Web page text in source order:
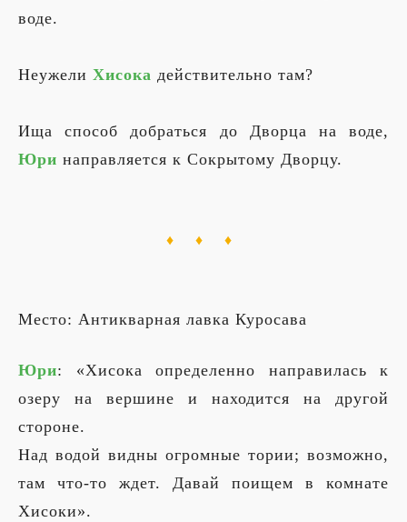
воде.
Неужели Хисока действительно там?
Ища способ добраться до Дворца на воде,
Юри направляется к Сокрытому Дворцу.
♦ ♦ ♦
Место: Антикварная лавка Куросава
Юри: «Хисока определенно направилась к
озеру на вершине и находится на другой
стороне.
Над водой видны огромные тории; возможно,
там что-то ждет. Давай поищем в комнате
Хисоки».